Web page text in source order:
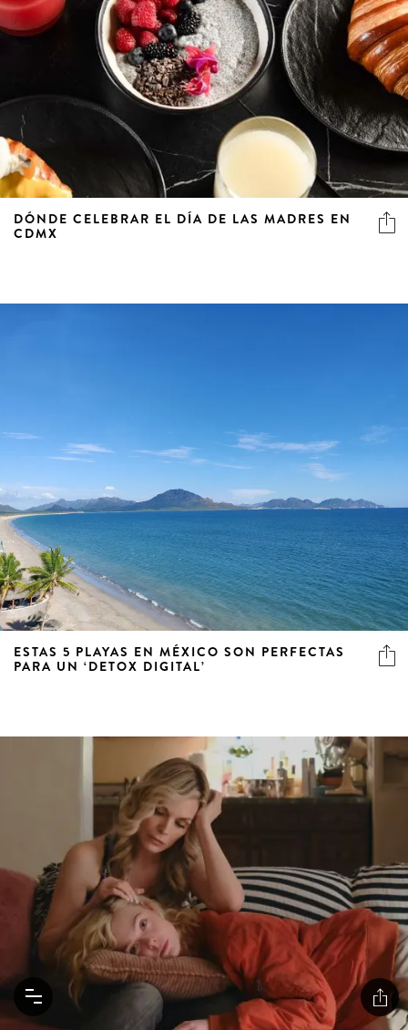
DÓNDE CELEBRAR EL DÍA DE LAS MADRES EN
CDMX
ESTAS 5 PLAYAS EN MÉXICO SON PERFECTAS
PARA UN ‘DETOX DIGITAL’